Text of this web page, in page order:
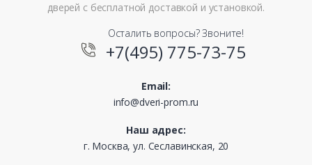
дверей с бесплатной доставкой и установкой.
Осталить вопросы? Звоните!
+7(495) 775-73-75
Email:
info@dveri-prom.ru
Наш адрес:
г. Москва, ул. Сеславинская, 20